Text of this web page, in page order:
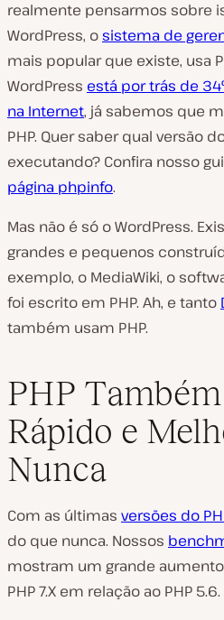
realmente pensarmos sobre
WordPress, osistema de
mais popular que existe, usa
WordPress está por trás de
na Internet, já sabemos que
PHP. Quer saber qual versão
executando? Confira nosso
página phpinfo.
Mas não é só o WordPress.
grandes e pequenos
exemplo, o MediaWiki, o
foi escrito em PHP. Ah, e tanto
também usam PHP.
PHP
Rápido e
Nunca
Com as últimas versões do
do que nunca. Nossos
mostram um grande
PHP 7.X em relação ao PHP 5.6.